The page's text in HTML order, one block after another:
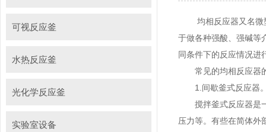
可视反应釜
水热反应釜
光化学反应釜
实验室设备
均相反应器又名微型
于做各种强酸、强碱等
同条件下的反应情况进
常见的均相反应器
1.间歇釜式反应器
搅拌釜式反应器是一
压力等。有些在简体外